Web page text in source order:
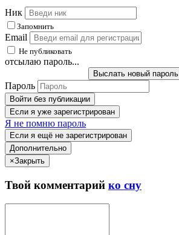
Ник
Запомнить
Email
Не публиковать
отсылаю пароль...
Выслать новый пароль
Пароль
Войти без публикации
Если я уже зарегистрирован
Я не помню пароль
Если я ещё не зарегистрирован
Дополнительно
×Закрыть
Твой комментарий ко сну